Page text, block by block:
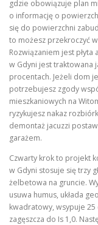
gdzie obowiązuje plan
o informację o
się do powierzchni
to możesz przekroczyć
Rozwiązaniem jest
w Gdyni jest traktowana
procentach. Jeżeli dom
potrzebujesz zgody
mieszkaniowych na
ryzykujesz nakaz
demontaż jacuzzi
garażem.
Czwarty krok to projekt
w Gdyni stosuje się trzy
żelbetowa na gruncie.
usuwa humus, układa
kwadratowy, wsypuje 25
zagęszcza do Is 1,0.